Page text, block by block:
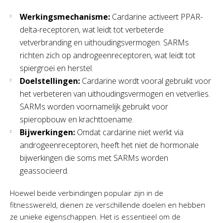
Werkingsmechanisme: Cardarine activeert PPAR-
delta-receptoren, wat leidt tot verbeterde
vetverbranding en uithoudingsvermogen. SARMs
richten zich op androgeenreceptoren, wat leidt tot
spiergroei en herstel.
Doelstellingen: Cardarine wordt vooral gebruikt voor
het verbeteren van uithoudingsvermogen en vetverlies.
SARMs worden voornamelijk gebruikt voor
spieropbouw en krachttoename.
Bijwerkingen: Omdat cardarine niet werkt via
androgeenreceptoren, heeft het niet de hormonale
bijwerkingen die soms met SARMs worden
geassocieerd.
Hoewel beide verbindingen populair zijn in de
fitnesswereld, dienen ze verschillende doelen en hebben
ze unieke eigenschappen. Het is essentieel om de